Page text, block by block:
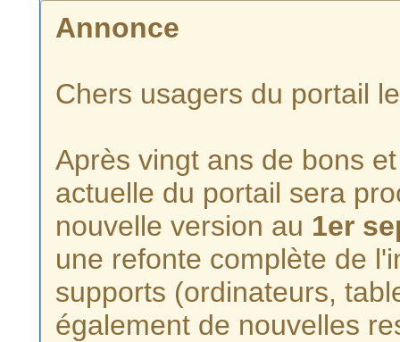
Annonce
Chers usagers du portail
Après vingt ans de bons
actuelle du portail sera
nouvelle version au 1er
une refonte complète de
supports (ordinateurs,
également de nouvelles